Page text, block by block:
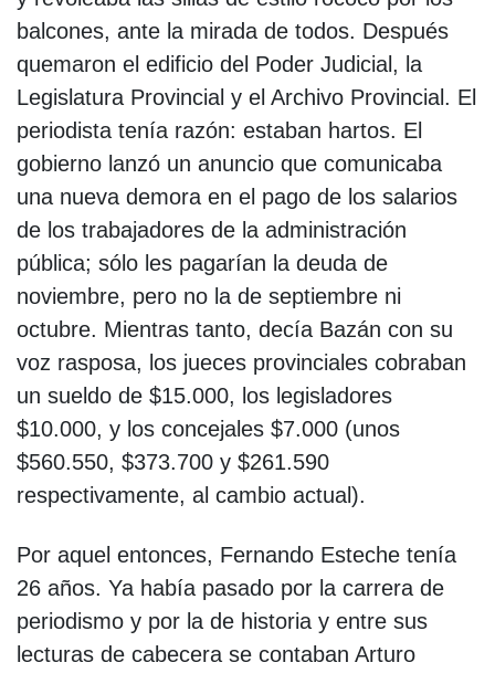
balcones, ante la mirada de todos. Después
quemaron el edificio del Poder Judicial, la
Legislatura Provincial y el Archivo Provincial. El
periodista tenía razón: estaban hartos. El
gobierno lanzó un anuncio que comunicaba
una nueva demora en el pago de los salarios
de los trabajadores de la administración
pública; sólo les pagarían la deuda de
noviembre, pero no la de septiembre ni
octubre. Mientras tanto, decía Bazán con su
voz rasposa, los jueces provinciales cobraban
un sueldo de $15.000, los legisladores
$10.000, y los concejales $7.000 (unos
$560.550, $373.700 y $261.590
respectivamente, al cambio actual).
Por aquel entonces, Fernando Esteche tenía
26 años. Ya había pasado por la carrera de
periodismo y por la de historia y entre sus
lecturas de cabecera se contaban Arturo